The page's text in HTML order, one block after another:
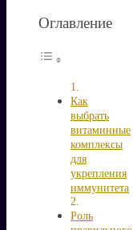
Оглавление
Как
выбрать
витаминные
комплексы
для
укрепления
иммунитета
Роль